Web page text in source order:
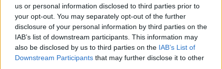
us or personal information disclosed to third parties prior to
your opt-out. You may separately opt-out of the further
disclosure of your personal information by third parties on the
IAB’s list of downstream participants. This information may
also be disclosed by us to third parties on the IAB’s List of
Downstream Participants that may further disclose it to other
szárny és a megnövelt leszorítóerő pedig további
tizedeket hozhat.
EZEKET IS AJÁNLJUK